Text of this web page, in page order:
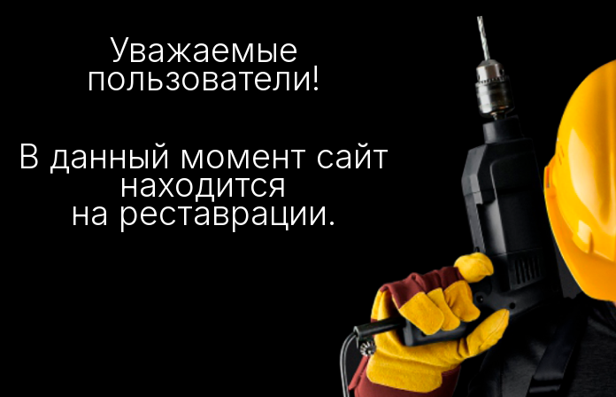
Уважаемые
пользователи!
В данный момент сайт
находится
на реставрации.